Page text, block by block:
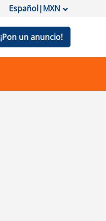
Español|MXN
¡Pon un anuncio!